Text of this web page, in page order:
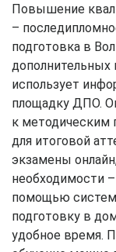
Повышение
–
подготовка в
использует
площадку ДПО.
к методическим
для итоговой
экзамены
необходимости
помощью
подготовку в
удобное время.